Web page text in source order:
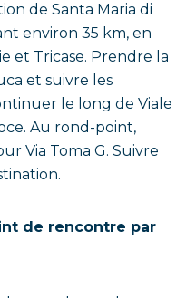
de Santa Maria di
environ 35 km, en
et Tricase. Prendre la
et suivre les
le long de Viale
Au rond-point,
Via Toma G. Suivre
de rencontre par